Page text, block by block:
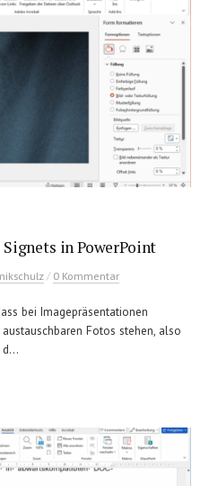
Signets in PowerPoint
/ 0 Kommentar
bei Imagepräsentationen
Fotos stehen, also